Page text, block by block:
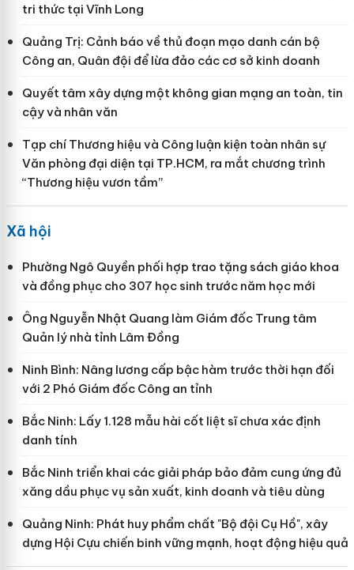
tri thức tại Vĩnh Long
Quảng Trị: Cảnh báo về thủ đoạn mạo danh cán bộ
Công an, Quân đội để lừa đảo các cơ sở kinh doanh
Quyết tâm xây dựng một không gian mạng an toàn, tin
cậy và nhân văn
Tạp chí Thương hiệu và Công luận kiện toàn nhân sự
Văn phòng đại diện tại TP.HCM, ra mắt chương trình
“Thương hiệu vươn tầm”
Xã hội
Phường Ngô Quyền phối hợp trao tặng sách giáo khoa
và đồng phục cho 307 học sinh trước năm học mới
Ông Nguyễn Nhật Quang làm Giám đốc Trung tâm
Quản lý nhà tỉnh Lâm Đồng
Ninh Bình: Nâng lương cấp bậc hàm trước thời hạn đối
với 2 Phó Giám đốc Công an tỉnh
Bắc Ninh: Lấy 1.128 mẫu hài cốt liệt sĩ chưa xác định
danh tính
Bắc Ninh triển khai các giải pháp bảo đảm cung ứng đủ
xăng dầu phục vụ sản xuất, kinh doanh và tiêu dùng
Quảng Ninh: Phát huy phẩm chất "Bộ đội Cụ Hồ", xây
dựng Hội Cựu chiến binh vững mạnh, hoạt động hiệu quả